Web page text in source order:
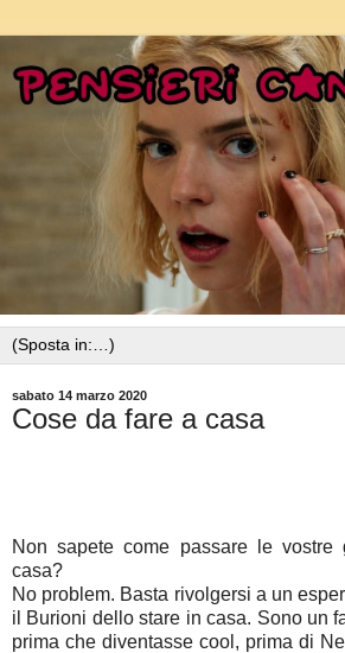
sabato 14 marzo 2020
Cose da fare a casa
Non sapete come passare le vostre
casa?
No problem. Basta rivolgersi a un
il Burioni dello stare in casa. Sono un
prima che diventasse cool, prima di